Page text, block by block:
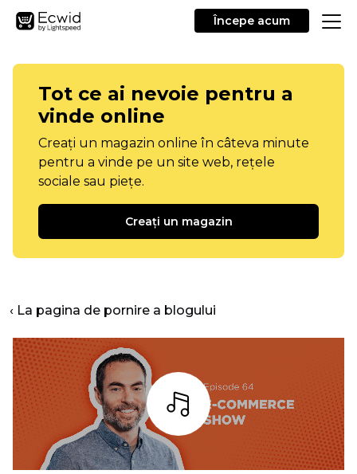
Începe acum
Tot ce ai nevoie pentru a
vinde online
Creați un magazin online în câteva minute
pentru a vinde pe un site web, rețele
sociale sau piețe.
Creați un magazin
‹ La pagina de pornire a blogului
Asculta